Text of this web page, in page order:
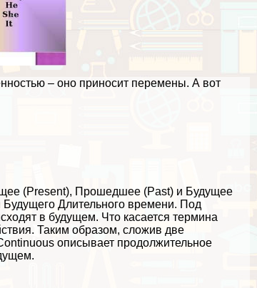
– оно приносит перемены. А вот
(Present), Прошедшее (Past) и Будущее
Длительного времени. Под
в будущем. Что касается термина
Таким образом, сложив две
описывает продолжительное